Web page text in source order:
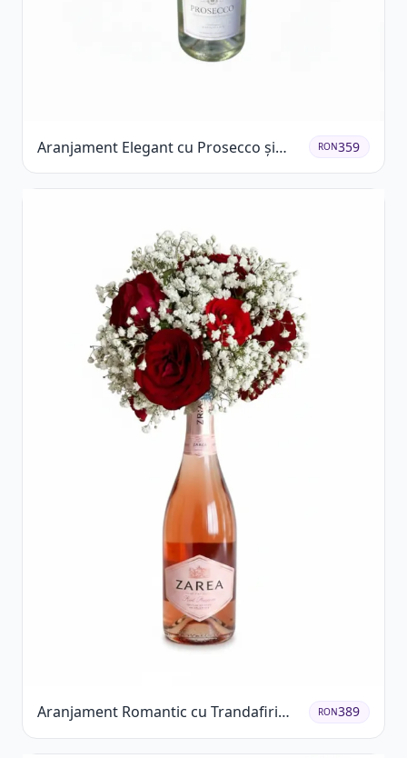
Aranjament Elegant cu Prosecco și
Flori Galbene.
RON359
Aranjament Romantic cu Trandafiri
Roșii și Șampanie rose
RON389